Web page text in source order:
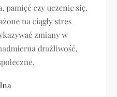
pamięć czy uczenie się.
na ciągły stres
zmiany w
drażliwość,